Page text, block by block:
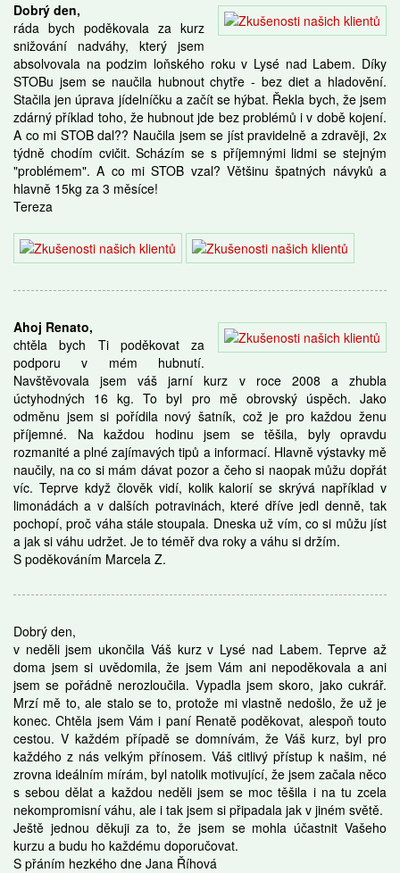
Dobrý den,
ráda bych poděkovala za kurz
snižování nadváhy, který jsem
absolvovala na podzim loňského roku v Lysé nad Labem. Díky
STOBu jsem se naučila hubnout chytře - bez diet a hladovění.
Stačila jen úprava jídelníčku a začít se hýbat. Řekla bych, že jsem
zdárný příklad toho, že hubnout jde bez problémů i v době kojení.
A co mi STOB dal?? Naučila jsem se jíst pravidelně a zdravěji, 2x
týdně chodím cvičit. Scházím se s příjemnými lidmi se stejným
"problémem". A co mi STOB vzal? Většinu špatných návyků a
hlavně 15kg za 3 měsíce!
Tereza
Ahoj Renato,
chtěla bych Ti poděkovat za
podporu v mém hubnutí.
Navštěvovala jsem váš jarní kurz v roce 2008 a zhubla
úctyhodných 16 kg. To byl pro mě obrovský úspěch. Jako
odměnu jsem si pořídila nový šatník, což je pro každou ženu
příjemné. Na každou hodinu jsem se těšila, byly opravdu
rozmanité a plné zajímavých tipů a informací. Hlavně výstavky mě
naučily, na co si mám dávat pozor a čeho si naopak můžu dopřát
víc. Teprve když člověk vidí, kolik kalorií se skrývá například v
limonádách a v dalších potravinách, které dříve jedl denně, tak
pochopí, proč váha stále stoupala. Dneska už vím, co si můžu jíst
a jak si váhu udržet. Je to téměř dva roky a váhu si držím.
S poděkováním Marcela Z.
Dobrý den,
v neděli jsem ukončila Váš kurz v Lysé nad Labem. Teprve až
doma jsem si uvědomila, že jsem Vám ani nepoděkovala a ani
jsem se pořádně nerozloučila. Vypadla jsem skoro, jako cukrář.
Mrzí mě to, ale stalo se to, protože mi vlastně nedošlo, že už je
konec. Chtěla jsem Vám i paní Renatě poděkovat, alespoň touto
cestou. V každém případě se domnívám, že Váš kurz, byl pro
každého z nás velkým přínosem. Váš citlivý přístup k našim, né
zrovna ideálním mírám, byl natolik motivující, že jsem začala něco
s sebou dělat a každou neděli jsem se moc těšila i na tu zcela
nekompromisní váhu, ale i tak jsem si připadala jak v jiném světě.
Ještě jednou děkuji za to, že jsem se mohla účastnit Vašeho
kurzu a budu ho každému doporučovat.
S přáním hezkého dne Jana Říhová